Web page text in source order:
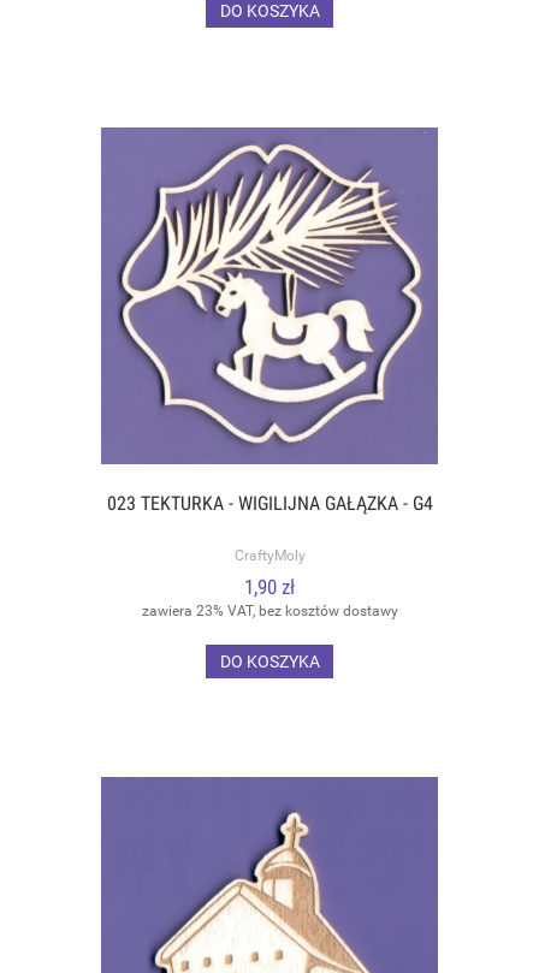
DO KOSZYKA
023 TEKTURKA - WIGILIJNA GAŁĄZKA - G4
CraftyMoly
1,90 zł
zawiera 23% VAT, bez kosztów dostawy
DO KOSZYKA